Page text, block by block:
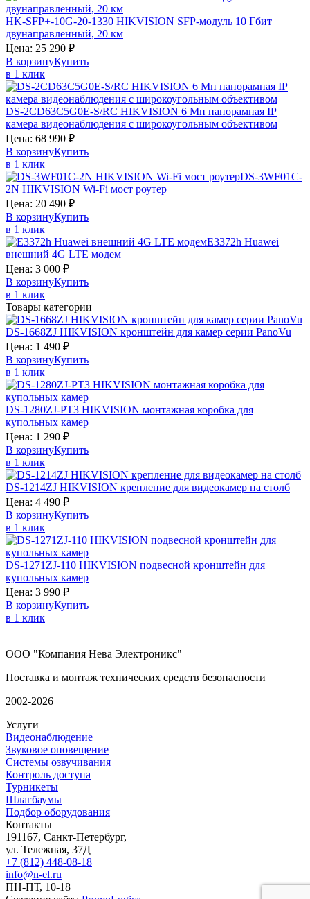
HK-SFP+-10G-20-1330 HIKVISION SFP-модуль 10 Гбит
двунаправленный, 20 км
Цена: 25 290 ₽
В корзинуКупить
в 1 клик
DS-2CD63C5G0E-S/RC HIKVISION 6 Мп панорамная IP
камера видеонаблюдения с широкоугольным объективом
Цена: 68 990 ₽
В корзинуКупить
в 1 клик
DS-3WF01C-
2N HIKVISION Wi-Fi мост роутер
Цена: 20 490 ₽
В корзинуКупить
в 1 клик
E3372h Huawei
внешний 4G LTE модем
Цена: 3 000 ₽
В корзинуКупить
в 1 клик
Товары категории
DS-1668ZJ HIKVISION кронштейн для камер серии PanoVu
Цена: 1 490 ₽
В корзинуКупить
в 1 клик
DS-1280ZJ-PT3 HIKVISION монтажная коробка для
купольных камер
Цена: 1 290 ₽
В корзинуКупить
в 1 клик
DS-1214ZJ HIKVISION крепление для видеокамер на столб
Цена: 4 490 ₽
В корзинуКупить
в 1 клик
DS-1271ZJ-110 HIKVISION подвесной кронштейн для
купольных камер
Цена: 3 990 ₽
В корзинуКупить
в 1 клик
ООО "Компания Нева Электроникс"
Поставка и монтаж технических средств безопасности
2002-2026
Услуги
Видеонаблюдение
Звуковое оповещение
Системы озвучивания
Контроль доступа
Турникеты
Шлагбаумы
Подбор оборудования
Контакты
191167, Санкт-Петербург,
ул. Тележная, 37Д
+7 (812) 448-08-18
info@n-el.ru
ПН-ПТ, 10-18